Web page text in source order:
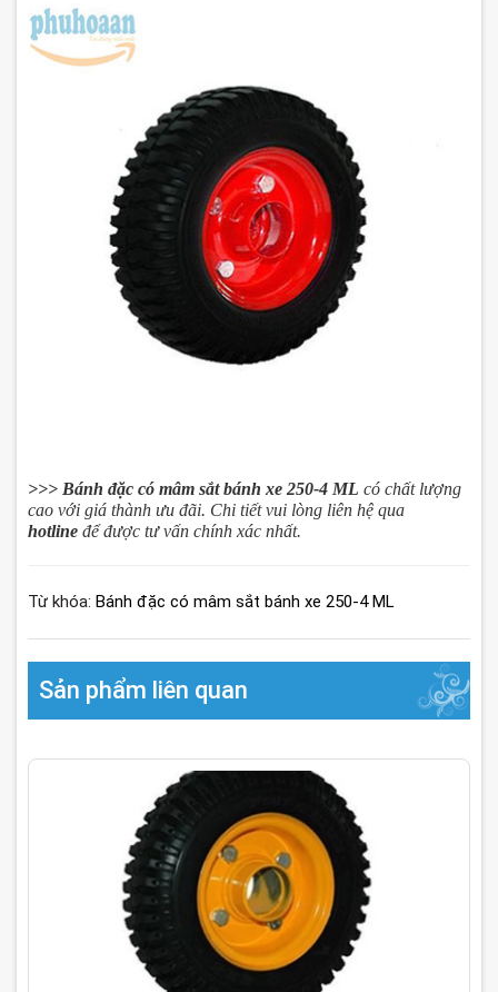
>>> Bánh đặc có mâm sắt bánh xe 250-4 ML có chất lượng
cao với giá thành ưu đãi. Chi tiết vui lòng liên hệ qua
hotline để được tư vấn chính xác nhất.
Từ khóa: Bánh đặc có mâm sắt bánh xe 250-4 ML
Sản phẩm liên quan